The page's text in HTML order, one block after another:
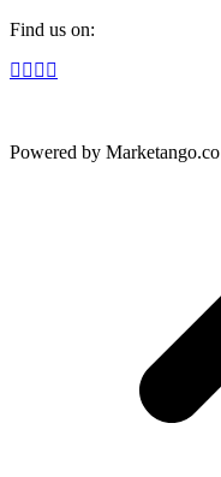
Find us on:
Powered by Marketango.co